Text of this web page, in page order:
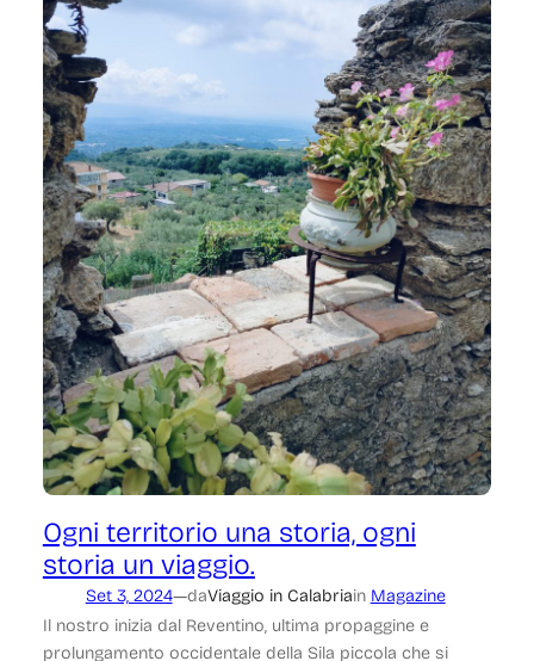
Ogni territorio una storia, ogni
storia un viaggio.
Set 3, 2024—daViaggio in Calabriain Magazine
Il nostro inizia dal Reventino, ultima propaggine e
prolungamento occidentale della Sila piccola che si